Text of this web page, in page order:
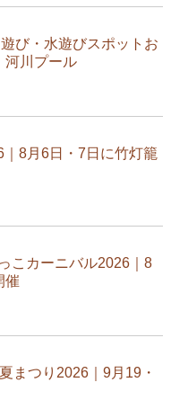
び・水遊びスポットお
河川プール
8月6日・7日に竹灯籠
こカーニバル2026｜8
催
まつり2026｜9月19・